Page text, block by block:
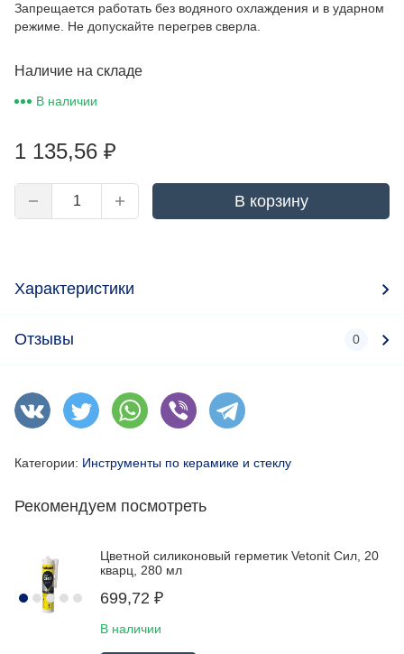
Запрещается работать без водяного охлаждения и в ударном
режиме. Не допускайте перегрев сверла.
Наличие на складе
В наличии
1 135,56 ₽
В корзину
Характеристики
Отзывы 0
Категории: Инструменты по керамике и стеклу
Рекомендуем посмотреть
Цветной силиконовый герметик Vetonit Сил, 20
кварц, 280 мл
699,72 ₽
В наличии